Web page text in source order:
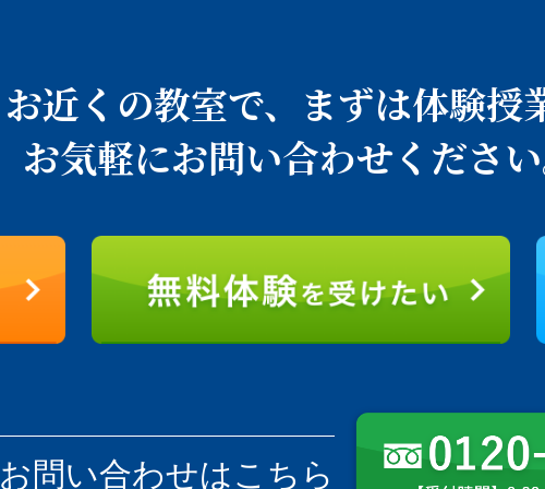
お近くの教室で、 まずは体験授
お気軽にお問い合わせくださ
お問い合わせはこちら